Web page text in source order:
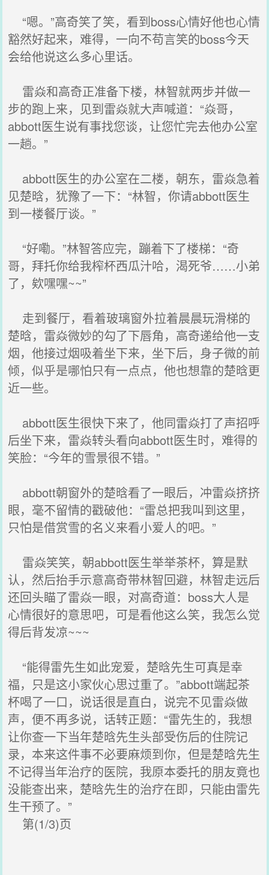
“嗯。”高奇笑了笑，看到boss心情好他也心情
豁然好起来，难得，一向不苟言笑的boss今天
会给他说这么多心里话。
雷焱和高奇正准备下楼，林智就两步并做一
步的跑上来，见到雷焱就大声喊道：“焱哥，
abbott医生说有事找您谈，让您忙完去他办公室
一趟。”
abbott医生的办公室在二楼，朝东，雷焱急着
见楚晗，犹豫了一下：“林智，你请abbott医生
到一楼餐厅谈。”
“好嘞。”林智答应完，蹦着下了楼梯：“奇
哥，拜托你给我榨杯西瓜汁哈，渴死爷……小弟
了，欸嘿嘿~~”
走到餐厅，看着玻璃窗外拉着晨晨玩滑梯的
楚晗，雷焱微妙的勾了下唇角，高奇递给他一支
烟，他接过烟吸着坐下来，坐下后，身子微的前
倾，似乎是哪怕只有一点点，他也想靠的楚晗更
近一些。
abbott医生很快下来了，他同雷焱打了声招呼
后坐下来，雷焱转头看向abbott医生时，难得的
笑脸：“今年的雪景很不错。”
abbott朝窗外的楚晗看了一眼后，冲雷焱挤挤
眼，毫不留情的戳破他：“雷总把我叫到这里，
只怕是借赏雪的名义来看小爱人的吧。”
雷焱笑笑，朝abbott医生举举茶杯，算是默
认，然后抬手示意高奇带林智回避，林智走远后
还回头瞄了雷焱一眼，对高奇道：boss大人是
心情很好的意思吧，可是看他这么笑，我怎么觉
得后背发凉~~~
“能得雷先生如此宠爱，楚晗先生可真是幸
福，只是这小家伙心思过重了。”abbott端起茶
杯喝了一口，说话很是直白，说完不见雷焱做
声，便不再多说，话转正题：“雷先生的，我想
让你查一下当年楚晗先生头部受伤后的住院记
录，本来这件事不必要麻烦到你，但是楚晗先生
不记得当年治疗的医院，我原本委托的朋友竟也
没能查出来，楚晗先生的治疗在即，只能由雷先
生干预了。”
第(1/3)页